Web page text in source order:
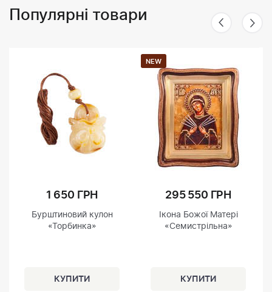
Популярні товари
1 650 ГРН
Бурштиновий кулон
«Торбинка»
NEW
295 550 ГРН
Ікона Божої Матері
«Семистрільна»